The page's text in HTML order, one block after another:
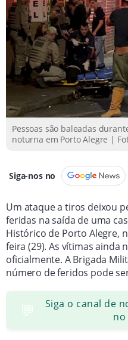
Pessoas são baleadas
noturna em Porto Alegre |
Siga-nos no
Um ataque a tiros deixou
feridas na saída de uma
Histórico de Porto Alegre,
feira (29). As vítimas ainda
oficialmente. A Brigada
número de feridos pode
💬
Siga o canal de
no